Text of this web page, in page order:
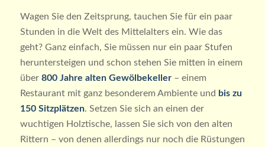
Wagen Sie den Zeitsprung, tauchen Sie für ein paar
Stunden in die Welt des Mittelalters ein. Wie das
geht? Ganz einfach, Sie müssen nur ein paar Stufen
heruntersteigen und schon stehen Sie mitten in einem
über 800 Jahre alten Gewölbekeller – einem
Restaurant mit ganz besonderem Ambiente und bis zu
150 Sitzplätzen. Setzen Sie sich an einen der
wuchtigen Holztische, lassen Sie sich von den alten
Rittern – von denen allerdings nur noch die Rüstungen